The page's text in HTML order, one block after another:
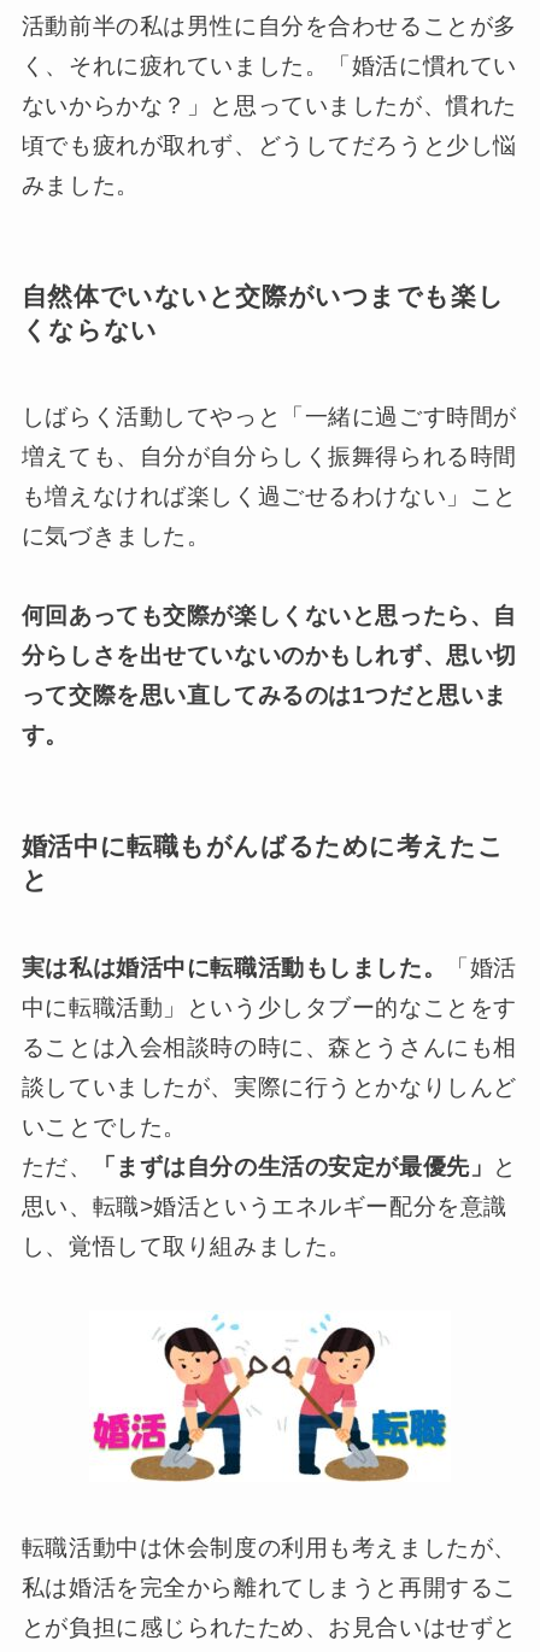
活動前半の私は男性に自分を合わせることが多
く、それに疲れていました。「婚活に慣れてい
ないからかな？」と思っていましたが、慣れた
頃でも疲れが取れず、どうしてだろうと少し悩
みました。
自然体でいないと交際がいつまでも楽し
くならない
しばらく活動してやっと「一緒に過ごす時間が
増えても、自分が自分らしく振舞得られる時間
も増えなければ楽しく過ごせるわけない」こと
に気づきました。
何回あっても交際が楽しくないと思ったら、自
分らしさを出せていないのかもしれず、思い切
って交際を思い直してみるのは1つだと思いま
す。
婚活中に転職もがんばるために考えたこ
と
実は私は婚活中に転職活動もしました。
「婚活
中に転職活動」という少しタブー的なことをす
ることは入会相談時の時に、森とうさんにも相
談していましたが、実際に行うとかなりしんど
いことでした。
ただ、
「まずは自分の生活の安定が最優先」
と
思い、転職>婚活というエネルギー配分を意識
し、覚悟して取り組みました。
転職活動中は休会制度の利用も考えましたが、
私は婚活を完全から離れてしまうと再開するこ
とが負担に感じられたため、お見合いはせずと